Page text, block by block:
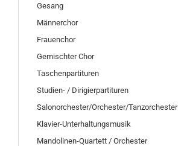
Gesang
Männerchor
Frauenchor
Gemischter Chor
Taschenpartituren
Studien- / Dirigierpartituren
Salonorchester/Orchester/Tanzorchester
Klavier-Unterhaltungsmusik
Mandolinen-Quartett / Orchester